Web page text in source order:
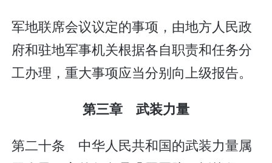
军地联席会议议定的事项，由地方人民政
府和驻地军事机关根据各自职责和任务分
工办理，重大事项应当分别向上级报告。
第三章 武装力量
第二十条 中华人民共和国的武装力量属